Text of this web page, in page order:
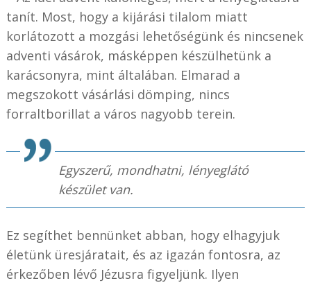
tanít. Most, hogy a kijárási tilalom miatt
korlátozott a mozgási lehetőségünk és nincsenek
adventi vásárok, másképpen készülhetünk a
karácsonyra, mint általában. Elmarad a
megszokott vásárlási dömping, nincs
forraltborillat a város nagyobb terein.
Egyszerű, mondhatni, lényeglátó
készület van.
Ez segíthet bennünket abban, hogy elhagyjuk
életünk üresjáratait, és az igazán fontosra, az
érkezőben lévő Jézusra figyeljünk. Ilyen